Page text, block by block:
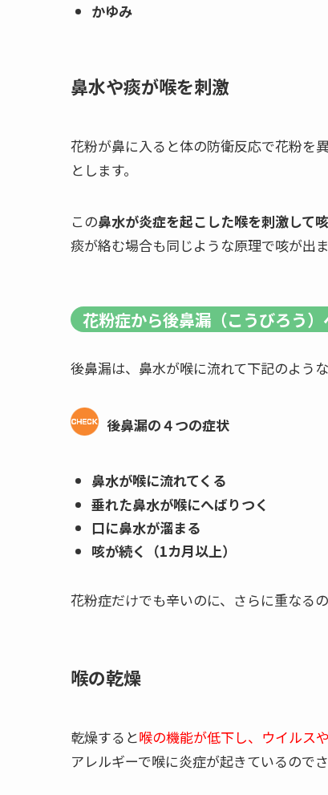
かゆみ
鼻水や痰が喉を刺激
花粉が鼻に入ると体の防衛反応で花粉を異
とします。
この鼻水が炎症を起こした喉を刺激して
痰が絡む場合も同じような原理で咳が出ま
花粉症から後鼻漏（こうびろう）
後鼻漏は、鼻水が喉に流れて下記のよう
後鼻漏の４つの症状
鼻水が喉に流れてくる
垂れた鼻水が喉にへばりつく
口に鼻水が溜まる
咳が続く（1カ月以上）
花粉症だけでも辛いのに、さらに重なる
喉の乾燥
乾燥すると喉の機能が低下し、ウイルス
アレルギーで喉に炎症が起きているので